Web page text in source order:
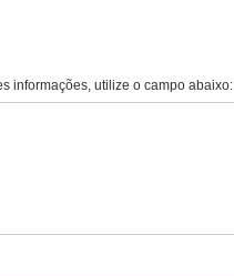
informações, utilize o campo abaixo: